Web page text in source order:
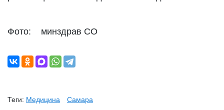
Фото: минздрав СО
Теги: Медицина Самара